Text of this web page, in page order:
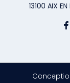
13100 AIX